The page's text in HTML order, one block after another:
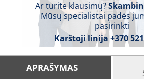
Ar turite klausimų?
Mūsų specialistai padės
pasirinkti
Karštoji linija +370
APRAŠYMAS